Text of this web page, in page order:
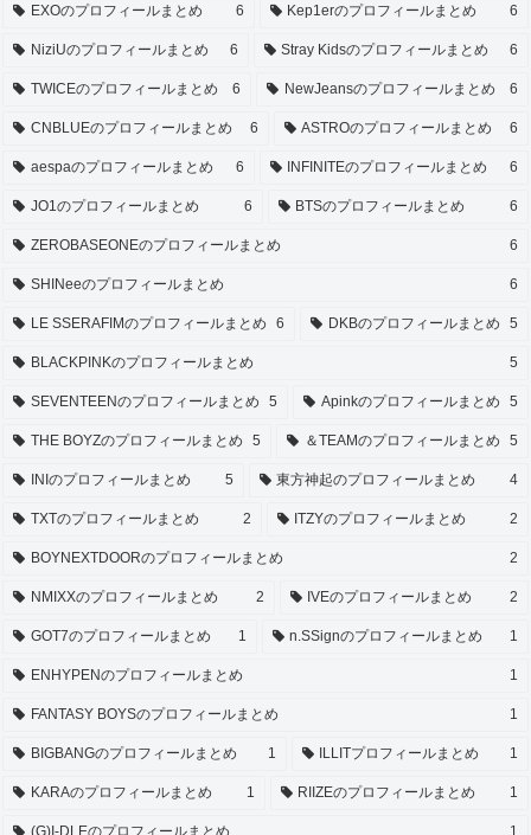
EXOのプロフィールまとめ 6 Kep1erのプロフィールまとめ 6
NiziUのプロフィールまとめ 6 Stray Kidsのプロフィールまとめ 6
TWICEのプロフィールまとめ 6 NewJeansのプロフィールまとめ 6
CNBLUEのプロフィールまとめ 6 ASTROのプロフィールまとめ 6
aespaのプロフィールまとめ 6 INFINITEのプロフィールまとめ 6
JO1のプロフィールまとめ 6 BTSのプロフィールまとめ 6
ZEROBASEONEのプロフィールまとめ 6
SHINeeのプロフィールまとめ 6
LE SSERAFIMのプロフィールまとめ 6 DKBのプロフィールまとめ 5
BLACKPINKのプロフィールまとめ 5
SEVENTEENのプロフィールまとめ 5 Apinkのプロフィールまとめ 5
THE BOYZのプロフィールまとめ 5 ＆TEAMのプロフィールまとめ 5
INIのプロフィールまとめ 5 東方神起のプロフィールまとめ 4
TXTのプロフィールまとめ 2 ITZYのプロフィールまとめ 2
BOYNEXTDOORのプロフィールまとめ 2
NMIXXのプロフィールまとめ 2 IVEのプロフィールまとめ 2
GOT7のプロフィールまとめ 1 n.SSignのプロフィールまとめ 1
ENHYPENのプロフィールまとめ 1
FANTASY BOYSのプロフィールまとめ 1
BIGBANGのプロフィールまとめ 1 ILLITプロフィールまとめ 1
KARAのプロフィールまとめ 1 RIIZEのプロフィールまとめ 1
(G)I-DLEのプロフィールまとめ 1